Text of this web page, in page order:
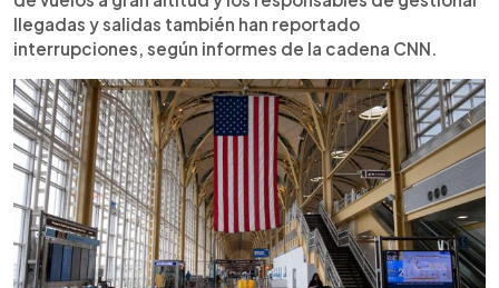
llegadas y salidas también han reportado
interrupciones, según informes de la cadena CNN.